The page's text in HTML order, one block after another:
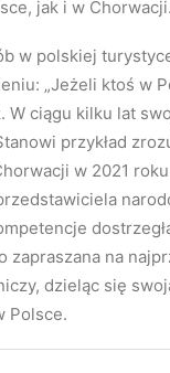
jak i w Chorwacji.
w polskiej
„Jeżeli ktoś w
ciągu kilku lat
przykład
w 2021
na
dzieląc się
Polsce.